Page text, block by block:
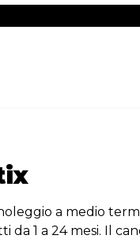
a medio
da 1 a 24 mesi. Il